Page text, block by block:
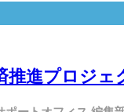
推進プロジ